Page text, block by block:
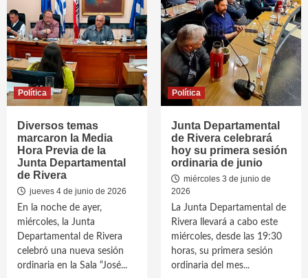
Política
Diversos temas
marcaron la Media
Hora Previa de la
Junta Departamental
de Rivera
jueves 4 de junio de 2026
En la noche de ayer,
miércoles, la Junta
Departamental de Rivera
celebró una nueva sesión
ordinaria en la Sala “José...
Política
Junta Departamental
de Rivera celebrará
hoy su primera sesión
ordinaria de junio
miércoles 3 de junio de
2026
La Junta Departamental de
Rivera llevará a cabo este
miércoles, desde las 19:30
horas, su primera sesión
ordinaria del mes...